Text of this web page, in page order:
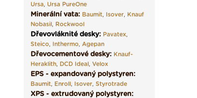
Ursa, Ursa PureOne
Minerální vata: Baumit, Isover, Knauf
Nobasil, Rockwool
Dřevovláknité desky: Pavatex,
Steico, Inthermo, Agepan
Dřevocementové desky: Knauf-
Heraklith, DCD Ideal, Velox
EPS - expandovaný polystyren:
Baumit, Enroll, Isover, Styrotrade
XPS - extrudovaný polystyren: